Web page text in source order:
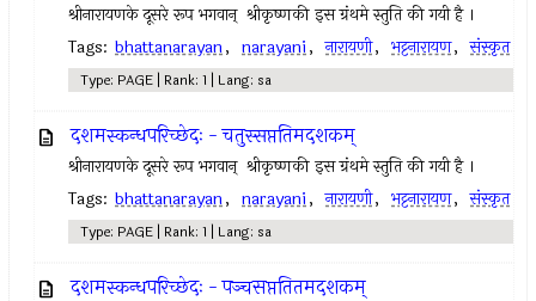
श्रीनारायणके दूसरे रूप भगवान् ‍ श्रीकृष्णकी इस ग्रंथमे स्तुति की गयी है ।
Tags: bhattanarayan, narayani, नारायणी, भट्टनारायण, संस्कृत
Type: PAGE | Rank: 1 | Lang: sa
दशमस्कन्धपरिच्छेदः - चतुस्सप्ततिमदशकम्
श्रीनारायणके दूसरे रूप भगवान् ‍ श्रीकृष्णकी इस ग्रंथमे स्तुति की गयी है ।
Tags: bhattanarayan, narayani, नारायणी, भट्टनारायण, संस्कृत
Type: PAGE | Rank: 1 | Lang: sa
दशमस्कन्धपरिच्छेदः - पञ्चसप्ततितमदशकम्